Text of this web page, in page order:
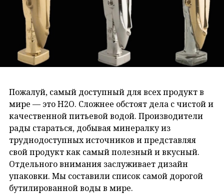
Пожалуй, самый доступный для всех продукт в
мире — это H2O. Сложнее обстоят дела с чистой и
качественной питьевой водой. Производители
рады стараться, добывая минералку из
труднодоступных источников и представляя
свой продукт как самый полезный и вкусный.
Отдельного внимания заслуживает дизайн
упаковки. Мы составили список самой дорогой
бутилированной воды в мире.